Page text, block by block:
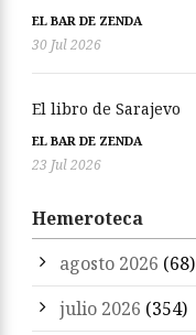
EL BAR DE ZENDA
30 Jul 2026
El libro de Sarajevo
EL BAR DE ZENDA
23 Jul 2026
Hemeroteca
agosto 2026 (68)
julio 2026 (354)